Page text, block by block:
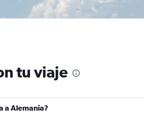
tu viaje
a Alemania?